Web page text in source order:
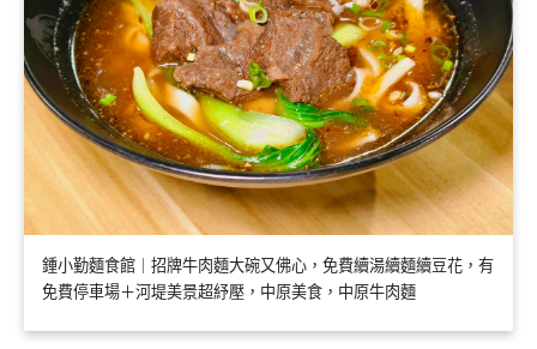
鍾小勤麵食館｜招牌牛肉麵大碗又佛心，免費續湯續麵續豆花，有
免費停車場＋河堤美景超紓壓，中原美食，中原牛肉麵